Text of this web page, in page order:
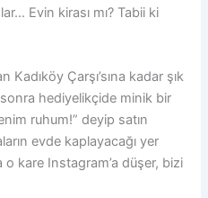
Evin kirası mı? Tabii ki
Çarşı’sına kadar şık
hediyelikçide minik bir
ruhum!” deyip satın
evde kaplayacağı yer
o kare Instagram’a düşer, bizi